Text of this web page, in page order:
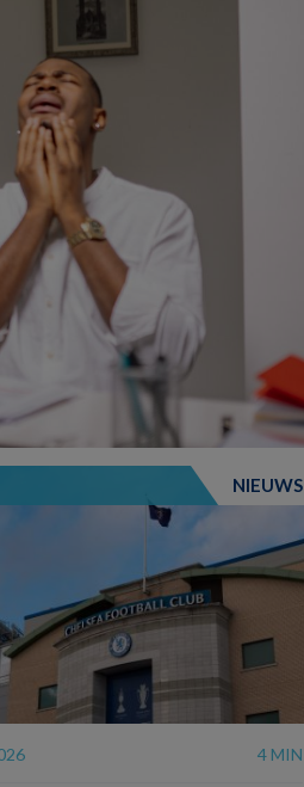
NIEUWS
4 MIN